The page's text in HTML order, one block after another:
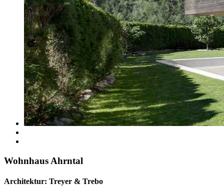
Wohnhaus Ahrntal
Architektur: Treyer & Trebo